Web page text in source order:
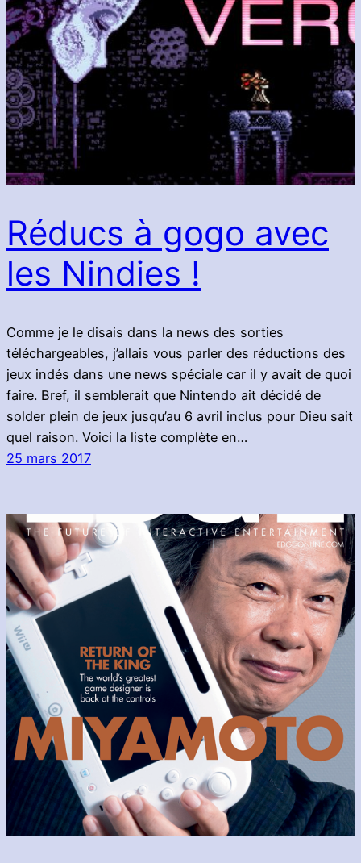
Réducs à gogo avec
les Nindies !
Comme je le disais dans la news des sorties
téléchargeables, j’allais vous parler des réductions des
jeux indés dans une news spéciale car il y avait de quoi
faire. Bref, il semblerait que Nintendo ait décidé de
solder plein de jeux jusqu’au 6 avril inclus pour Dieu sait
quel raison. Voici la liste complète en…
25 mars 2017